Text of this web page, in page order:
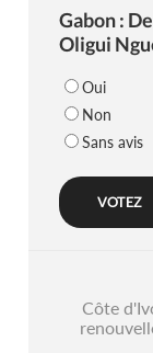
Gabon :
Oligui
Oui
Non
Sans avis
Côte